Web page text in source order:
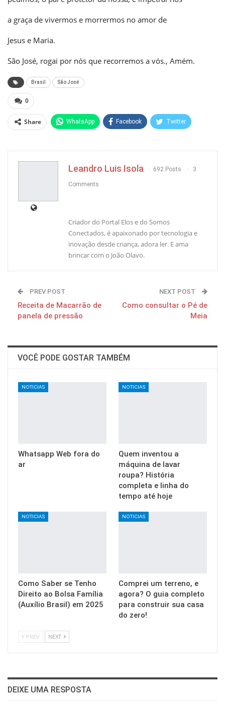
a graça de vivermos e morrermos no amor de
Jesus e Maria.
São José, rogai por nós que recorremos a vós., Amém.
Brasil São José
0
Share WhatsApp Facebook Twitter
Leandro Luis Isola 692 Posts 3
Comments
Criador do Portal Elos e do Somos
Conectados, é apaixonado por tecnologia e
inovação desde criança, adora ler. E ama
brincar com o João Olavo.
PREV POST
Receita de Macarrão de
panela de pressão
NEXT POST
Como consultar o Pé de
Meia
VOCÊ PODE GOSTAR TAMBÉM
NOTICIAS
Whatsapp Web fora do
ar
NOTICIAS
Quem inventou a
máquina de lavar
roupa? História
completa e linha do
tempo até hoje
NOTICIAS
Como Saber se Tenho
Direito ao Bolsa Família
(Auxílio Brasil) em 2025
NOTICIAS
Comprei um terreno, e
agora? O guia completo
para construir sua casa
do zero!
PREV NEXT
DEIXE UMA RESPOSTA